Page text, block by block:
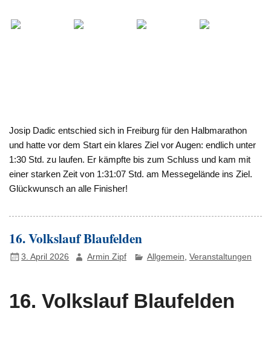
Josip Dadic entschied sich in Freiburg für den Halbmarathon
und hatte vor dem Start ein klares Ziel vor Augen: endlich unter
1:30 Std. zu laufen. Er kämpfte bis zum Schluss und kam mit
einer starken Zeit von 1:31:07 Std. am Messegelände ins Ziel.
Glückwunsch an alle Finisher!
16. Volkslauf Blaufelden
3. April 2026 Armin Zipf Allgemein Veranstaltungen
16. Volkslauf Blaufelden